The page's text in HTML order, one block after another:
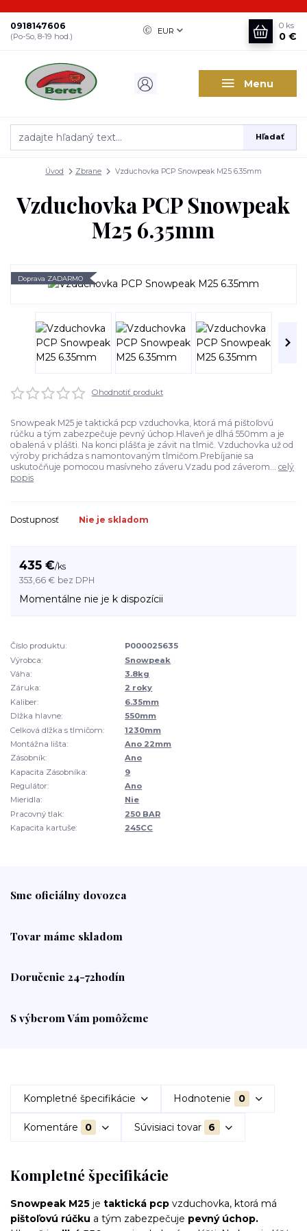
Menu
EUR
Hľadať
0918147606
(Po-So, 8-19 hod.)
0 ks
0 €
Úvod Zbrane Vzduchovka PCP Snowpeak M25 6.35mm
Vzduchovka PCP Snowpeak
M25 6.35mm
Doprava ZADARMO
Ohodnotiť produkt
Snowpeak M25 je taktická pcp vzduchovka, ktorá má pištoľovú
rúčku a tým zabezpečuje pevný úchop.Hlaveň je dlhá 550mm a je
obalená v plášti. Na konci plášťa je závit na tlmič. Vzduchovka už od
výroby prichádza s namontovaným tlmičom.Prebíjanie sa
uskutočňuje pomocou masívneho záveru.Vzadu pod záverom... celý
popis
Dostupnosť Nie je skladom
435 €/ks
353,66 € bez DPH
Momentálne nie je k dispozícii
Číslo produktu:
P000025635
Výrobca:
Snowpeak
Váha:
3.8kg
Záruka:
2 roky
Kaliber:
6.35mm
Dlžka hlavne:
550mm
Celková dlžka s tlmičom:
1230mm
Montážna lišta:
Ano 22mm
Zásobník:
Ano
Kapacita Zásobníka:
9
Regulátor:
Ano
Mieridla:
Nie
Pracovný tlak:
250 BAR
Kapacita kartuše:
245CC
Sme oficiálny dovozca
Tovar máme skladom
Doručenie 24-72hodín
S výberom Vám pomôžeme
Kompletné špecifikácie Hodnotenie 0
Komentáre 0 Súvisiaci tovar 6
Kompletné špecifikácie
Snowpeak M25 je taktická pcp vzduchovka, ktorá má
pištoľovú rúčku a tým zabezpečuje pevný úchop.